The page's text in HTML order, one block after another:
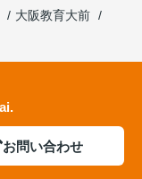
大阪教育大前
お問い合わせ